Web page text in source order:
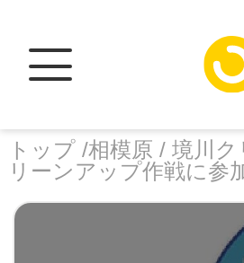
トップ /相模原 / 境川
リーンアップ作戦に参